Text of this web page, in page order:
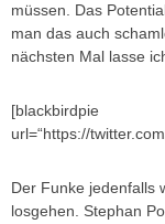
müssen. Das
man das auch
nächsten Mal lasse
[blackbirdpie
url=“https://
Der Funke jedenfalls
losgehen. Stephan